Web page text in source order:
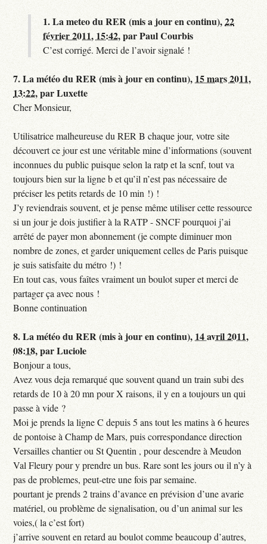
1.La meteo du RER (mis a jour en continu),22
février 2011, 15:42,parPaul Courbis
C’est corrigé. Merci de l’avoir signalé !
7.La météo du RER (mis à jour en continu), 15 mars 2011,
13:22,parLuxette
Cher Monsieur,
Utilisatrice malheureuse du RER B chaque jour, votre site
découvert ce jour est une véritable mine d’informations (souvent
inconnues du public puisque selon la ratp et la scnf, tout va
toujours bien sur la ligne b et qu’il n’est pas nécessaire de
préciser les petits retards de 10 min !) !
J’y reviendrais souvent, et je pense même utiliser cette ressource
si un jour je dois justifier à la RATP - SNCF pourquoi j’ai
arrêté de payer mon abonnement (je compte diminuer mon
nombre de zones, et garder uniquement celles de Paris puisque
je suis satisfaite du métro !) !
En tout cas, vous faîtes vraiment un boulot super et merci de
partager ça avec nous !
Bonne continuation
8.La météo du RER (mis à jour en continu), 14 avril 2011,
08:18,parLuciole
Bonjour a tous,
Avez vous deja remarqué que souvent quand un train subi des
retards de 10 à 20 mn pour X raisons, il y en a toujours un qui
passe à vide ?
Moi je prends la ligne C depuis 5 ans tout les matins à 6 heures
de pontoise à Champ de Mars, puis correspondance direction
Versailles chantier ou St Quentin , pour descendre à Meudon
Val Fleury pour y prendre un bus. Rare sont les jours ou il n’y à
pas de problemes, peut-etre une fois par semaine.
pourtant je prends 2 trains d’avance en prévision d’une avarie
matériel, ou problème de signalisation, ou d’un animal sur les
voies,( la c’est fort)
j’arrive souvent en retard au boulot comme beaucoup d’autres,